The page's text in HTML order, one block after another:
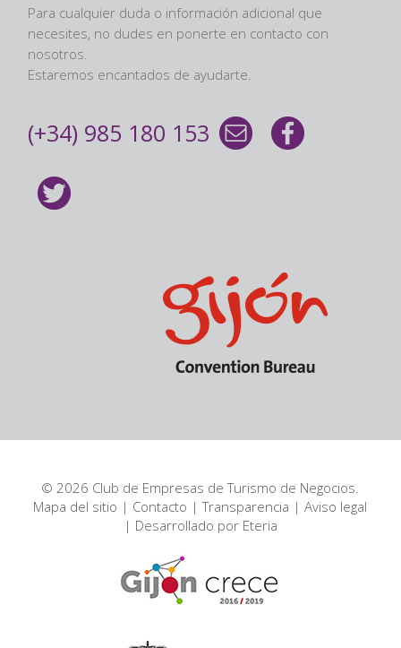
Para cualquier duda o información adicional que
necesites, no dudes en ponerte en contacto con
nosotros.
Estaremos encantados de ayudarte.
(+34) 985 180 153
© 2026 Club de Empresas de Turismo de Negocios.
Mapa del sitio | Contacto |Transparencia |Aviso legal
| Desarrollado por Eteria